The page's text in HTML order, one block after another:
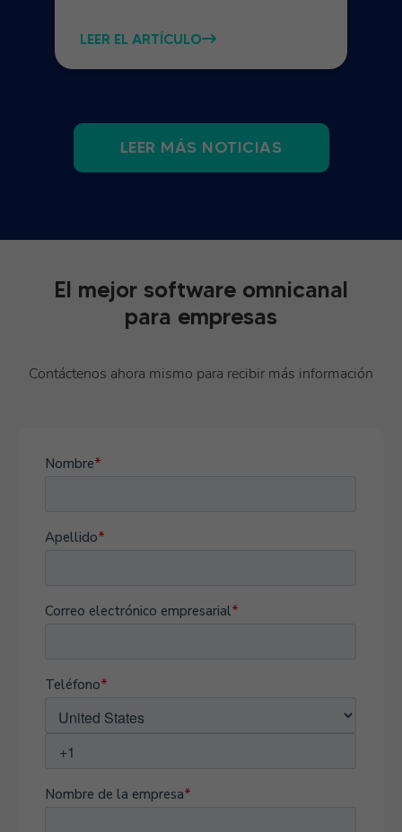
LEER EL ARTÍCULO
LEER MÁS NOTICIAS
El mejor software omnicanal
para empresas
Contáctenos ahora mismo para recibir más información